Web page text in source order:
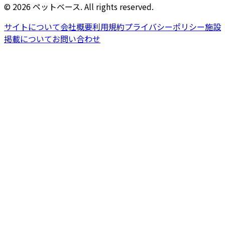
© 2026ペットベース. All rights reserved.
サイトについて会社概要利用規約プライバシーポリシー施設
掲載についてお問い合わせ